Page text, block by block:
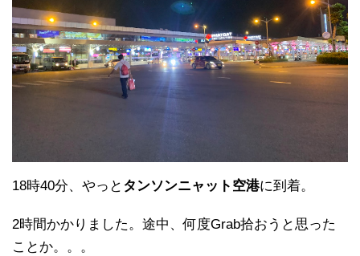
18時40分、やっと タンソンニャット空港に到着。
2時間かかりました。途中、何度Grab拾おうと思った
ことか。。。